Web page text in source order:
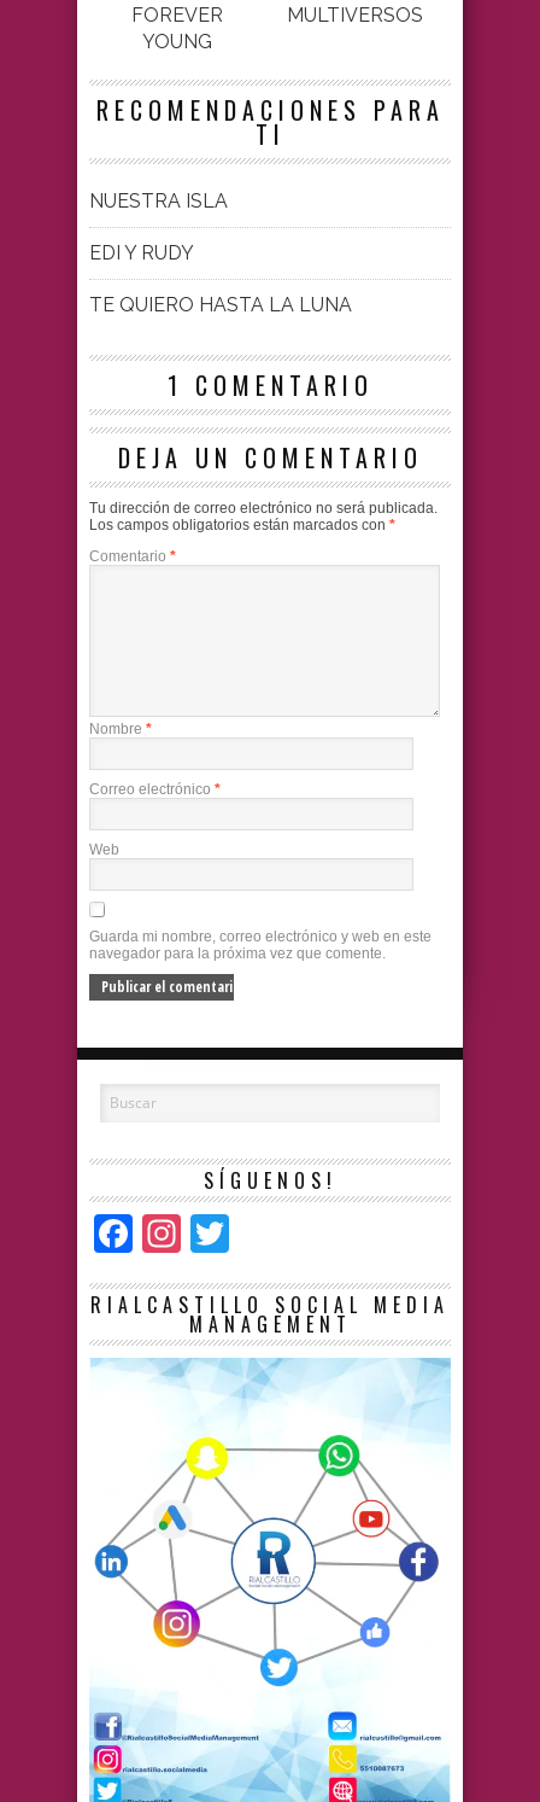
FOREVER
YOUNG
MULTIVERSOS
RECOMENDACIONES PARA
TI
NUESTRA ISLA
EDI Y RUDY
TE QUIERO HASTA LA LUNA
1 COMENTARIO
DEJA UN COMENTARIO
Tu dirección de correo electrónico no será publicada.
Los campos obligatorios están marcados con *
Comentario *
Nombre *
Correo electrónico *
Web
Guarda mi nombre, correo electrónico y web en este
navegador para la próxima vez que comente.
SÍGUENOS!
Facebook
Instagram
RIALCASTILLO SOCIAL MEDIA
MANAGEMENT